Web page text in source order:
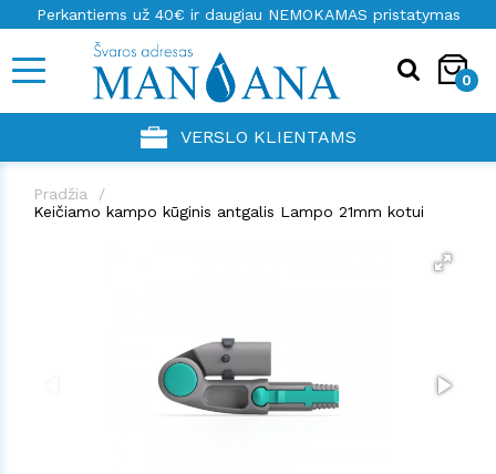
Perkantiems už 40€ ir daugiau NEMOKAMAS pristatymas
0
VERSLO KLIENTAMS
Pradžia
Keičiamo kampo kūginis antgalis Lampo 21mm kotui